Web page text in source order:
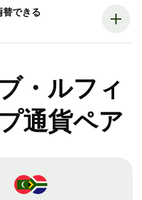
できる
・ルフィ
通貨ペア